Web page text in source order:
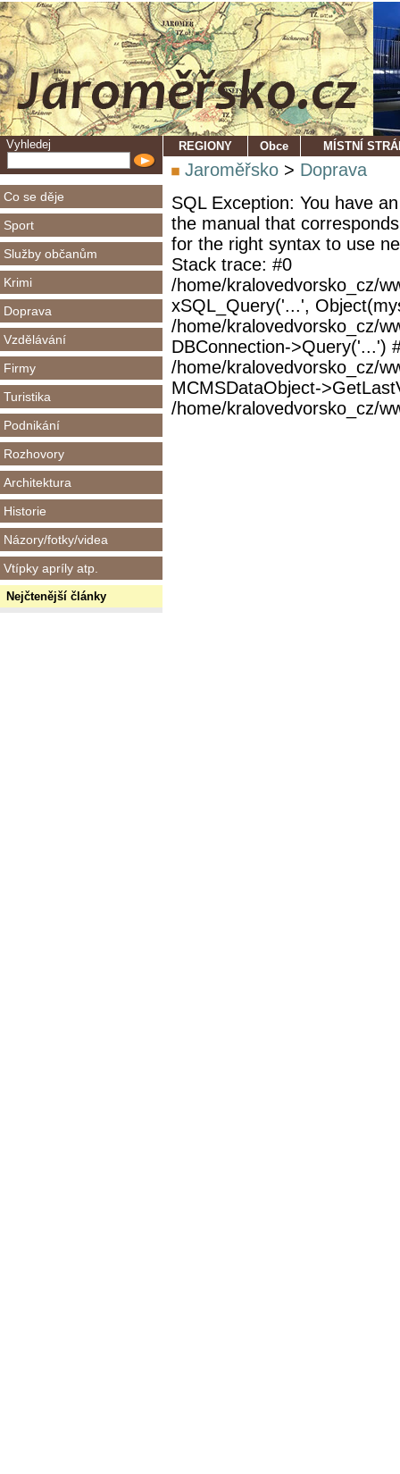
Vyhledej
Co se děje
Sport
Služby občanům
Krimi
Doprava
Vzdělávání
Firmy
Turistika
Podnikání
Rozhovory
Architektura
Historie
Názory/fotky/videa
Vtípky apríly atp.
Nejčtenější články
REGIONY Obce MÍSTNÍ
Jaroměřsko > Doprava
SQL Exception: You have
the manual that
for the right syntax to use
Stack trace: #0
/home/kralovedvorsko_cz/
xSQL_Query('...',
/home/kralovedvorsko_cz/
DBConnection->Query('...')
/home/kralovedvorsko_cz/
MCMSDataObject-
/home/kralovedvorsko_cz/